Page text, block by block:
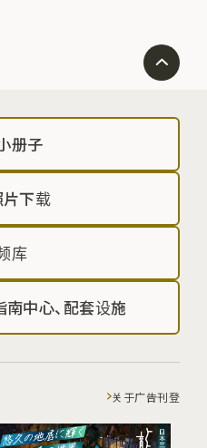
册子
下载
库
中心、配套设施
关于广告刊登